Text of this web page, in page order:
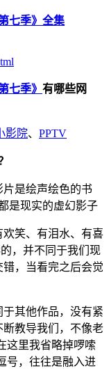
七季》全集
七季》 有哪些网
影院、 PPTV
是绘声绘色的书
是现实的虚幻影子
欢笑、有泪水、有喜
，并不同于我们现
，当看完之后会觉
其他作品，没有紧
教导我们，不像老
这里我省略掉啰嗦
号，往往是融入进